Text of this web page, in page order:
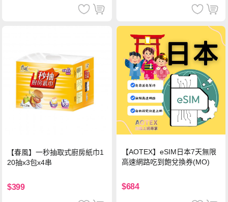
【春風】一秒抽取式廚房紙巾1
20抽x3包x4串
$399
【AOTEX】eSIM日本7天無限
高速網路吃到飽兌換券(MO)
$684